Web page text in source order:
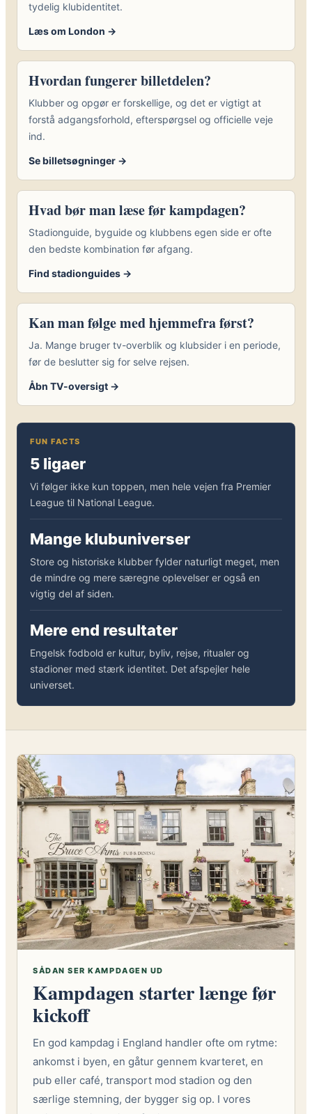
tydelig klubidentitet.
Læs om London →
Hvordan fungerer billetdelen?
Klubber og opgør er forskellige, og det er vigtigt at
forstå adgangsforhold, efterspørgsel og officielle veje
ind.
Se billetsøgninger →
Hvad bør man læse før kampdagen?
Stadionguide, byguide og klubbens egen side er ofte
den bedste kombination før afgang.
Find stadionguides →
Kan man følge med hjemmefra først?
Ja. Mange bruger tv-overblik og klubsider i en periode,
før de beslutter sig for selve rejsen.
Åbn TV-oversigt →
FUN FACTS
5 ligaer
Vi følger ikke kun toppen, men hele vejen fra Premier
League til National League.
Mange klubuniverser
Store og historiske klubber fylder naturligt meget, men
de mindre og mere særegne oplevelser er også en
vigtig del af siden.
Mere end resultater
Engelsk fodbold er kultur, byliv, rejse, ritualer og
stadioner med stærk identitet. Det afspejler hele
universet.
SÅDAN SER KAMPDAGEN UD
Kampdagen starter længe før
kickoff
En god kampdag i England handler ofte om rytme:
ankomst i byen, en gåtur gennem kvarteret, en
pub eller café, transport mod stadion og den
særlige stemning, der bygger sig op. I vores